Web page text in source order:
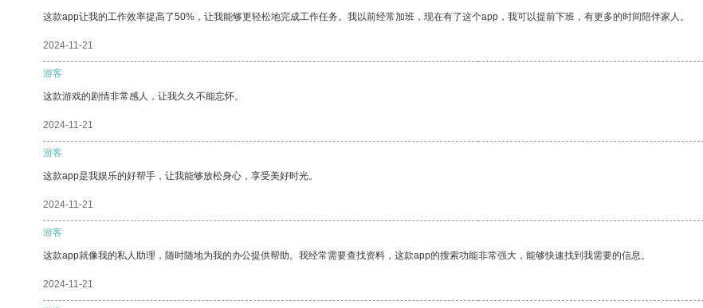
这款app让我的工作效率提高了50%，让我能够更轻松地完成工作任务。我以前经常加班，现在有了这个app，我可以提前下班，有更多的时间陪伴家人。
2024-11-21
游客
这款游戏的剧情非常感人，让我久久不能忘怀。
2024-11-21
游客
这款app是我娱乐的好帮手，让我能够放松身心，享受美好时光。
2024-11-21
游客
这款app就像我的私人助理，随时随地为我的办公提供帮助。我经常需要查找资料，这款app的搜索功能非常强大，能够快速找到我需要的信息。
2024-11-21